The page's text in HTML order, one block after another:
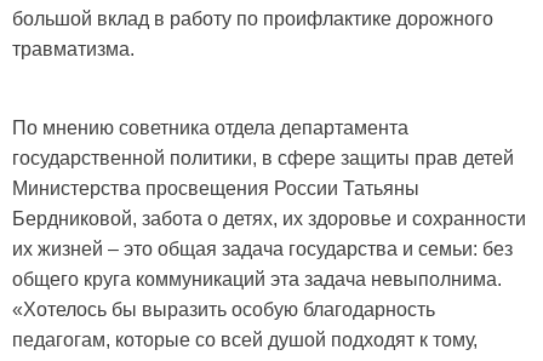
большой вклад в работу по проифлактике дорожного
травматизма.
По мнению советника отдела департамента
государственной политики, в сфере защиты прав детей
Министерства просвещения России Татьяны
Бердниковой, забота о детях, их здоровье и сохранности
их жизней – это общая задача государства и семьи: без
общего круга коммуникаций эта задача невыполнима.
«Хотелось бы выразить особую благодарность
педагогам, которые со всей душой подходят к тому,